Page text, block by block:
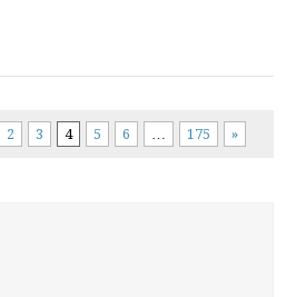
2 3 4 5 6 175 »